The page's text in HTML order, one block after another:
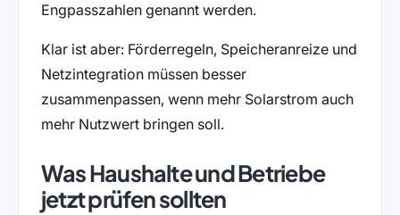
Engpasszahlen genannt werden.
Klar ist aber: Förderregeln, Speicheranreize und
Netzintegration müssen besser
zusammenpassen, wenn mehr Solarstrom auch
mehr Nutzwert bringen soll.
Was Haushalte und Betriebe
jetzt prüfen sollten